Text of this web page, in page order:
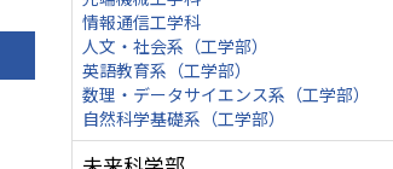
情報通信工学科
人文・社会系（工学部）
英語教育系（工学部）
数理・データサイエンス系（工学部）
自然科学基礎系（工学部）